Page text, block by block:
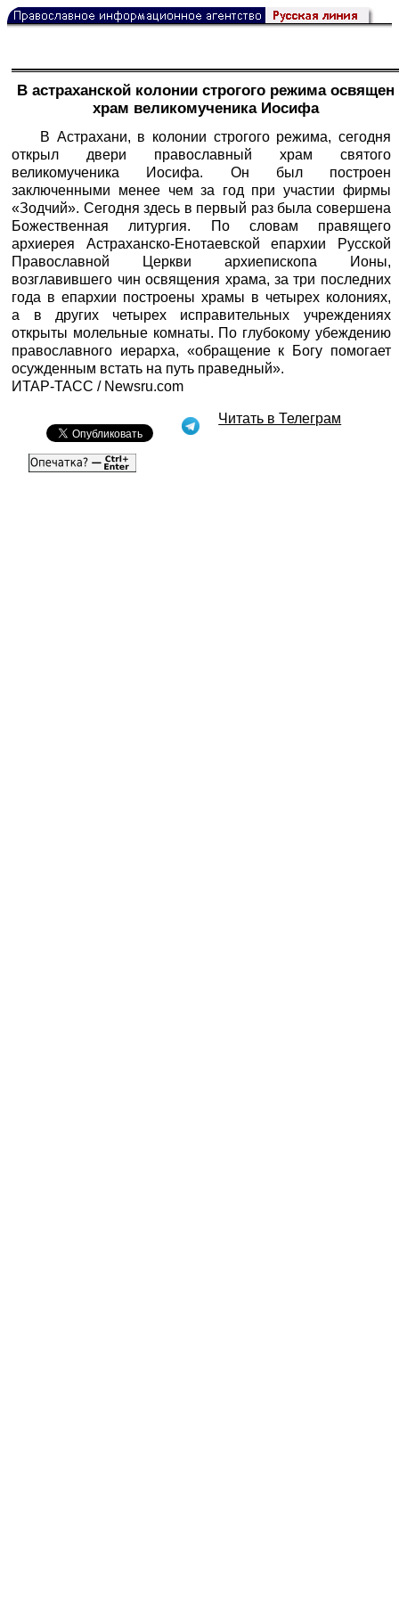
В астраханской колонии строгого режима освящен
храм великомученика Иосифа
В Астрахани, в колонии строгого режима, сегодня
открыл двери православный храм святого
великомученика Иосифа. Он был построен
заключенными менее чем за год при участии фирмы
«Зодчий». Сегодня здесь в первый раз была совершена
Божественная литургия. По словам правящего
архиерея Астраханско-Енотаевской епархии Русской
Православной Церкви архиепископа Ионы,
возглавившего чин освящения храма, за три последних
года в епархии построены храмы в четырех колониях,
а в других четырех исправительных учреждениях
открыты молельные комнаты. По глубокому убеждению
православного иерарха, «обращение к Богу помогает
осужденным встать на путь праведный».
ИТАР-ТАСС / Newsru.com
Читать в Телеграм